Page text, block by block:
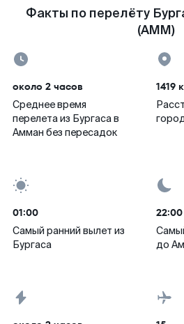
Факты по перелёту
(AMM)
около 2 часов
Среднее время
перелета из Бургаса в
Амман без пересадок
1419
01:00
Самый ранний вылет из
Бургаса
22:00
до